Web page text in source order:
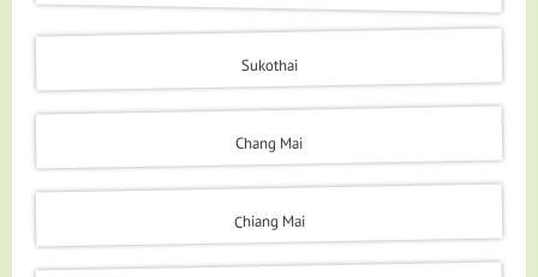
Sukothai
Chang Mai
Chiang Mai